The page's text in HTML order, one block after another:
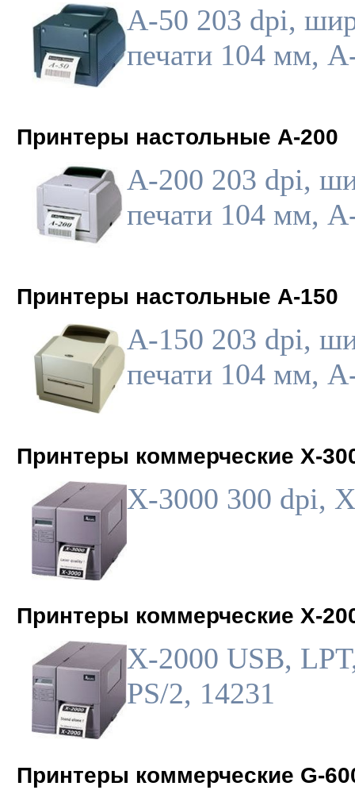
A-50 203 dpi,
печати 104 мм,
Принтеры настольные A-200
A-200 203 dpi,
печати 104 мм,
Принтеры настольные A-150
A-150 203 dpi,
печати 104 мм,
Принтеры коммерческие X-
X-3000 300 dpi,
Принтеры коммерческие X-
X-2000 USB,
PS/2, 14231
Принтеры коммерческие G-